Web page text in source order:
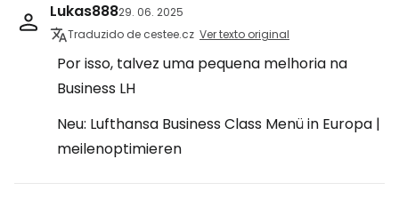
Lukas88829. 06. 2025
Traduzido de cestee.cz Ver texto original
Por isso, talvez uma pequena melhoria na
Business LH
Neu: Lufthansa Business Class Menü in Europa |
meilenoptimieren